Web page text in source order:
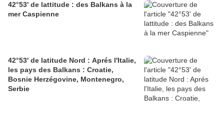
42°53' de lattitude : des Balkans à la
mer Caspienne
42°53' de latitude Nord : Aprés l'Italie,
les pays des Balkans : Croatie,
Bosnie Herzégovine, Montenegro,
Serbie